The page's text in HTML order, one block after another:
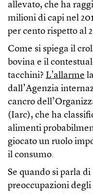
allevato, che ha
milioni di capi nel
per cento rispetto al
Come si spiega il
bovina e il
tacchini? L’allarme
dall’Agenzia
cancro
(Iarc), che ha
alimenti
giocato un ruolo
il consumo.
Se quando si parla
preoccupazioni